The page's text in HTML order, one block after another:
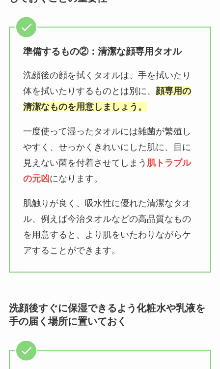
準備するもの②：清潔な顔専用タオル
洗顔後の顔を拭くタオルは、手を拭いたり
体を拭いたりするものとは別に、 顔専用の
清潔なものを用意しましょう。
一度使って湿ったタオルには雑菌が繁殖し
やすく、せっかくきれいにした肌に、目に
見えない菌を付着させてしまう 肌トラブル
の元凶になります。
肌触りが良く、吸水性に優れた清潔なタオ
ル、例えば今治タオルなどの高品質なもの
を用意すると、より肌をいたわりながらケ
アすることができます。
洗顔後すぐに保湿できるよう化粧水や乳液を
手の届く場所に置いておく